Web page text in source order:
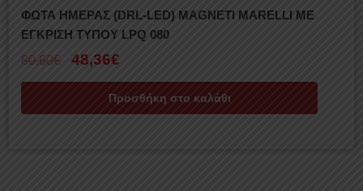
ΦΩΤΑ ΗΜΕΡΑΣ (DRL-LED) MAGNETI MARELLI ΜΕ
EΓΚΡΙΣΗ ΤΥΠΟΥ LPQ 080
80,60€ 48,36€
Προσθήκη στο καλάθι